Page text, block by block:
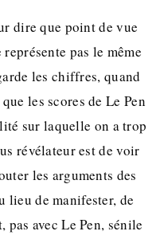
dire que point de vue
pas le même
les chiffres, quand
les scores de Le Pen
sur laquelle on a trop
révélateur est de voir
les arguments des
de manifester, de
avec Le Pen, sénile